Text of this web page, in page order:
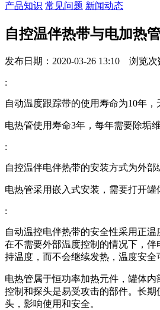
产品知识 常见问题 新闻动态
自控温伴热带与电加热
发布日期：2020-03-26 13:10 浏览次
:
自动温度跟踪带的使用寿命为10年，
电热管使用寿命3年，每年需要除垢维
:
自控温伴电伴热带的安装方式为外
电热管采用嵌入式安装，需要打开罐
:
自动温控电伴热带的安全性采用正温
在不需要外部温度控制的情况下，
持温度，而不会继续发热，温度安全
电热管属于恒功率加热元件，罐体
控制和探头是易受攻击的部件。长
头，影响使用和安全。